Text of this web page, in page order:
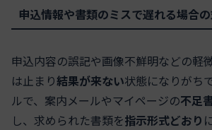
申込情報や書類のミスで遅れる場合
申込内容の誤記や画像不鮮明などの軽
は止まり結果が来ない状態になりがち
ルで、案内メールやマイページの不足
し、求められた書類を指示形式どおり